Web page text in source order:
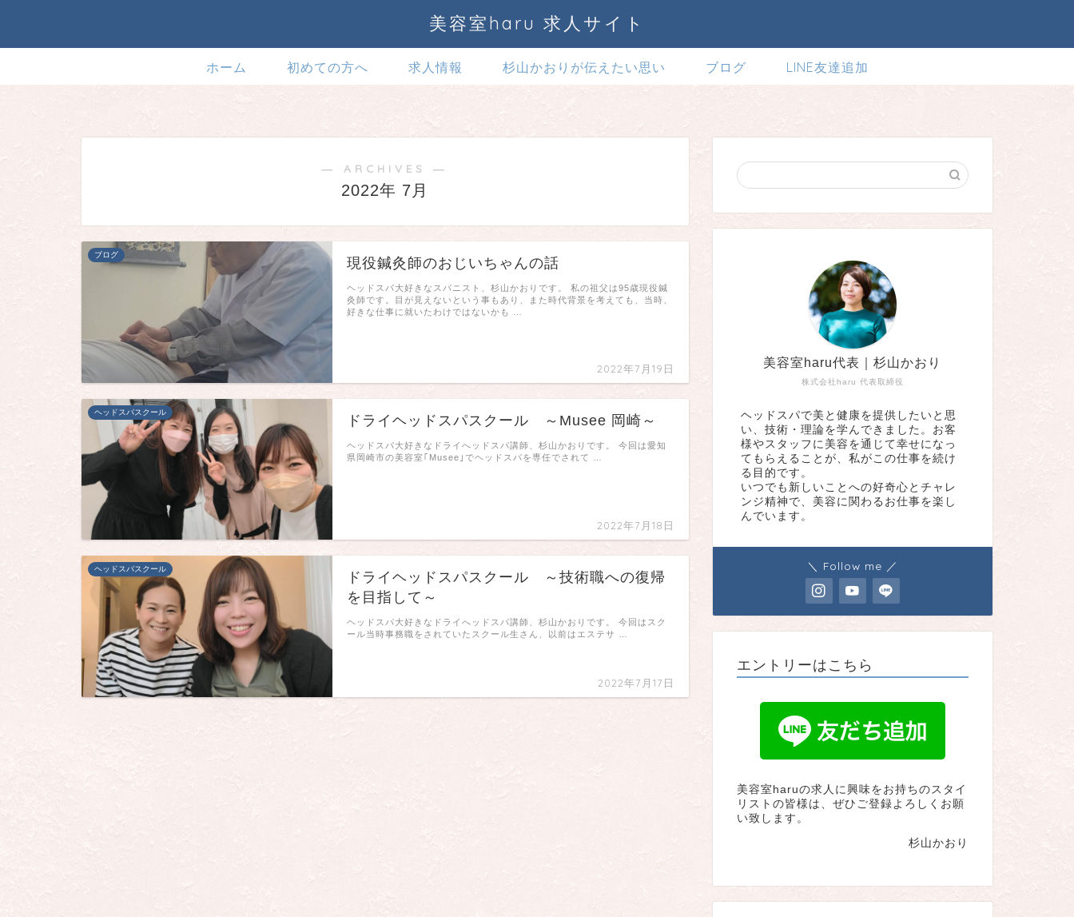
美容室haru 求人サイト
ホーム 初めての方へ 求人情報 杉山かおりが伝えたい思い ブログ LINE友達追加
― ARCHIVES ―
2022年 7月
ブログ
現役鍼灸師のおじいちゃんの話
2022年7月19日
ヘッドスパ大好きなスパニスト、杉山かおりです。 私の祖父は95歳現役鍼
灸師です。目が見えないという事もあり、また時代背景を考えても、当時、
好きな仕事に就いたわけではないかも …
ヘッドスパスクール
ドライヘッドスパスクール ～Musee 岡崎～
2022年7月18日
ヘッドスパ大好きなドライへッドスパ講師、杉山かおりです。 今回は愛知
県岡崎市の美容室｢Musee｣でヘッドスパを専任でされて …
ヘッドスパスクール
ドライヘッドスパスクール ～技術職への復帰
を目指して～
2022年7月17日
ヘッドスパ大好きなドライへッドスパ講師、杉山かおりです。 今回はスク
ール当時事務職をされていたスクール生さん、以前はエステサ …
株式会社haru 代表取締役
美容室haru代表｜杉山かおり
ヘッドスパで美と健康を提供したいと思
い、技術・理論を学んできました。お客
様やスタッフに美容を通じて幸せになっ
てもらえることが、私がこの仕事を続け
る目的です。
いつでも新しいことへの好奇心とチャレ
ンジ精神で、美容に関わるお仕事を楽し
んでいます。
＼ Follow me ／
エントリーはこちら
美容室haruの求人に興味をお持ちのスタイ
リストの皆様は、ぜひご登録よろしくお願
い致します。
杉山かおり